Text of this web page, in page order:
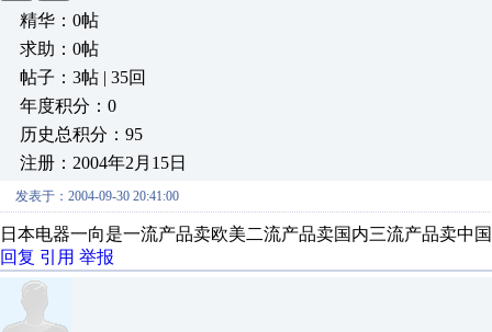
精华：0帖
求助：0帖
帖子：3帖 | 35回
年度积分：0
历史总积分：95
注册：2004年2月15日
发表于：2004-09-30 20:41:00
日本电器一向是一流产品卖欧美二流产品卖国内三流产品卖中
回复 引用 举报